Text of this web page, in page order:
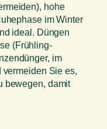
hohe
im Winter
ideal. Düngen
(Frühling-
im
Sie es,
bewegen, damit